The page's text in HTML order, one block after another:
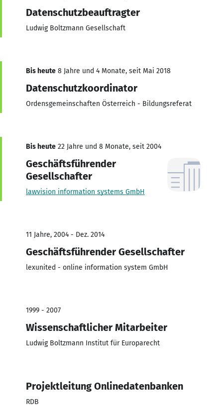
Datenschutzbeauftragter
Ludwig Boltzmann Gesellschaft
Bis heute 8 Jahre und 4 Monate, seit Mai 2018
Datenschutzkoordinator
Ordensgemeinschaften Österreich - Bildungsreferat
Bis heute 22 Jahre und 8 Monate, seit 2004
Geschäftsführender
Gesellschafter
lawvision information systems GmbH
11 Jahre, 2004 - Dez. 2014
Geschäftsführender Gesellschafter
lexunited - online information system GmbH
1999 - 2007
Wissenschaftlicher Mitarbeiter
Ludwig Boltzmann Institut für Europarecht
Projektleitung Onlinedatenbanken
RDB